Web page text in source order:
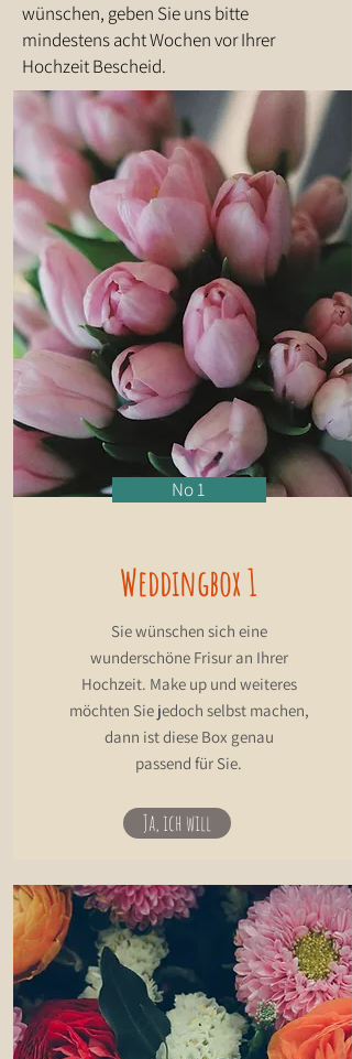
wünschen, geben Sie uns bitte
mindestens acht Wochen vor Ihrer
Hochzeit Bescheid.
No 1
Weddingbox 1
Sie wünschen sich eine
wunderschöne Frisur an Ihrer
Hochzeit. Make up und weiteres
möchten Sie jedoch selbst machen,
dann ist diese Box genau
passend für Sie.
Ja, ich will